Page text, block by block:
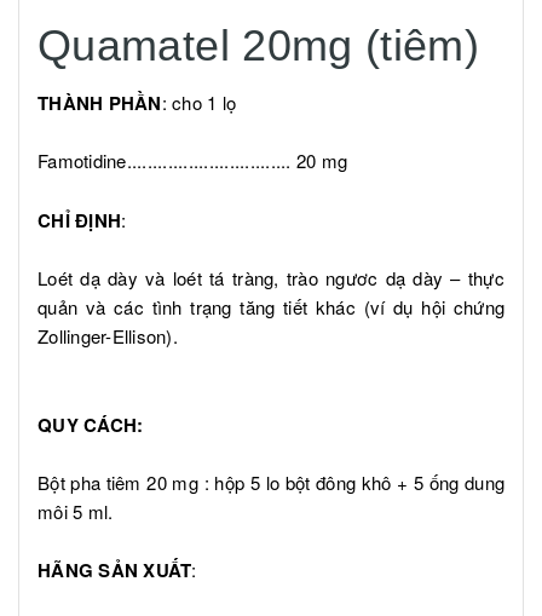
Quamatel 20mg (tiêm)
THÀNH PHẦN: cho 1 lọ
Famotidine................................ 20 mg
CHỈ ĐỊNH:
Loét dạ dày và loét tá tràng, trào ngươc dạ dày – thực
quản và các tình trạng tăng tiết khác (ví dụ hội chứng
Zollinger-Ellison).
QUY CÁCH:
Bột pha tiêm 20 mg : hộp 5 lo bột đông khô + 5 ống dung
môi 5 ml.
HÃNG SẢN XUẤT: